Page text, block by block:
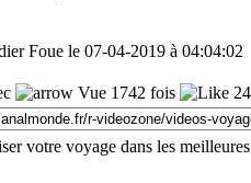
Foue le 07-04-2019 à 04:04:02
Vue 1742 fois
votre voyage dans les